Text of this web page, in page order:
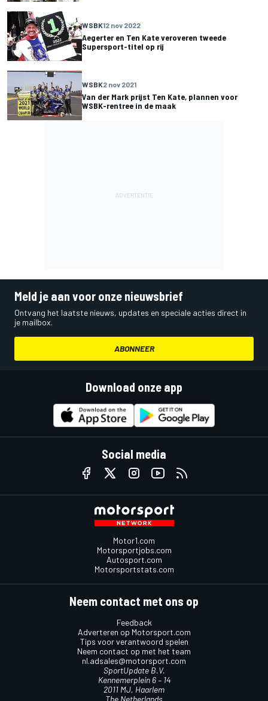
WSBK12 nov 2022
Aegerter en Ten Kate veroveren tweede
Supersport-titel op rij
WSBK2 nov 2021
Van der Mark prijst Ten Kate, plannen voor
WSBK-rentree in de maak
Meld je aan voor onze nieuwsbrief
Ontvang het laatste nieuws, updates en speciale acties direct in
je mailbox.
ABONNEER
Download onze app
Social media
Motor1.com
Motorsportjobs.com
Autosport.com
Motorsportstats.com
Neem contact met ons op
Feedback
Adverteren op Motorsport.com
Tips voor verantwoord spelen
Neem contact op met het team
nl.adsales@motorsport.com
SportUpdate B.V.
Kennemerplein 6 – 14
2011 MJ, Haarlem